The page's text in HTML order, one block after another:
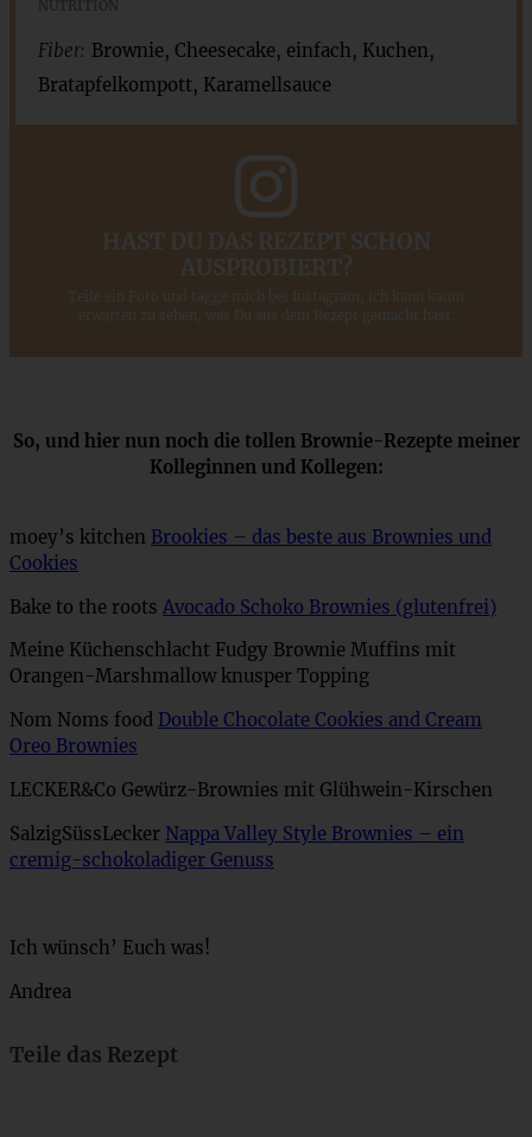
Fiber: Brownie, Cheesecake, einfach, Kuchen,
Bratapfelkompott, Karamellsauce
HAST DU DAS REZEPT SCHON
AUSPROBIERT?
Teile ein Foto und tagge mich bei Instagram, ich kann kaum
erwarten zu sehen, was Du aus dem Rezept gemacht hast.
So, und hier nun noch die tollen Brownie-Rezepte meiner
Kolleginnen und Kollegen:
moey’s kitchen Brookies – das beste aus Brownies und
Cookies
Bake to the roots Avocado Schoko Brownies (glutenfrei)
Meine Küchenschlacht Fudgy Brownie Muffins mit
Orangen-Marshmallow knusper Topping
Nom Noms food Double Chocolate Cookies and Cream
Oreo Brownies
LECKER&Co Gewürz-Brownies mit Glühwein-Kirschen
SalzigSüssLecker Nappa Valley Style Brownies – ein
cremig-schokoladiger Genuss
Ich wünsch’ Euch was!
Andrea
Teile das Rezept